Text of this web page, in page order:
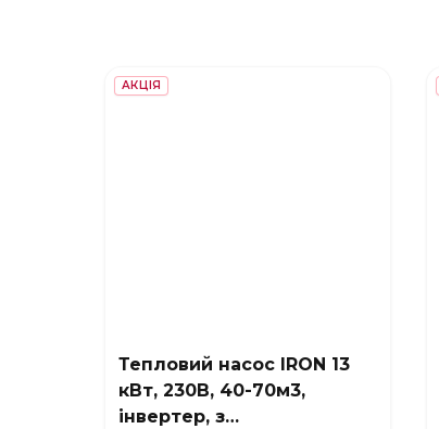
АКЦІЯ
Тепловий насос IRON 13
кВт, 230В, 40-70м3,
інвертер, з